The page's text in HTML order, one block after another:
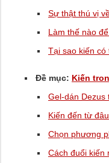
Sự thật thú vị
Làm thế nào
Tại sao kiến
Đề mục: Kiến
Gel-dán Dezus
Kiến đến từ
Chọn phương
Cách đuổi kiến